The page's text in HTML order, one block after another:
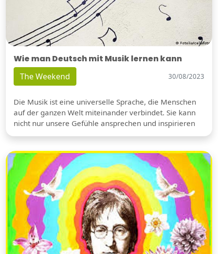
Wie man Deutsch mit Musik lernen kann
The Weekend 30/08/2023
Die Musik ist eine universelle Sprache, die Menschen
auf der ganzen Welt miteinander verbindet. Sie kann
nicht nur unsere Gefühle ansprechen und inspirieren